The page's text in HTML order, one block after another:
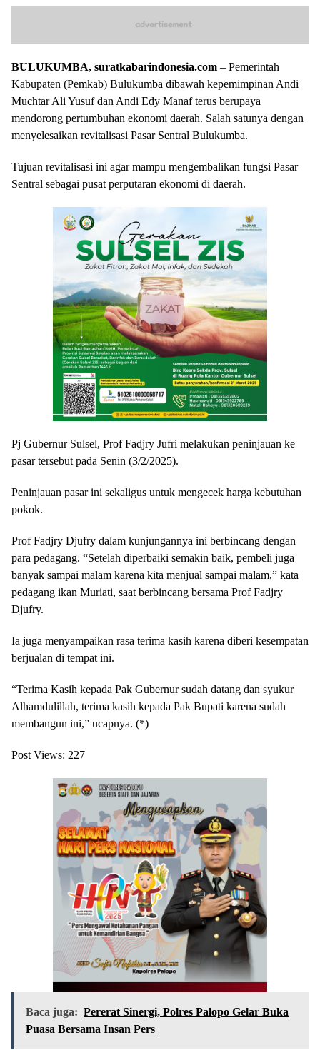
BULUKUMBA, suratkabarindonesia.com – Pemerintah
Kabupaten (Pemkab) Bulukumba dibawah kepemimpinan Andi
Muchtar Ali Yusuf dan Andi Edy Manaf terus berupaya
mendorong pertumbuhan ekonomi daerah. Salah satunya dengan
menyelesaikan revitalisasi Pasar Sentral Bulukumba.
Tujuan revitalisasi ini agar mampu mengembalikan fungsi Pasar
Sentral sebagai pusat perputaran ekonomi di daerah.
Pj Gubernur Sulsel, Prof Fadjry Jufri melakukan peninjauan ke
pasar tersebut pada Senin (3/2/2025).
Peninjauan pasar ini sekaligus untuk mengecek harga kebutuhan
pokok.
Prof Fadjry Djufry dalam kunjungannya ini berbincang dengan
para pedagang. “Setelah diperbaiki semakin baik, pembeli juga
banyak sampai malam karena kita menjual sampai malam,” kata
pedagang ikan Muriati, saat berbincang bersama Prof Fadjry
Djufry.
Ia juga menyampaikan rasa terima kasih karena diberi kesempatan
berjualan di tempat ini.
“Terima Kasih kepada Pak Gubernur sudah datang dan syukur
Alhamdulillah, terima kasih kepada Pak Bupati karena sudah
membangun ini,” ucapnya. (*)
Post Views: 227
Baca juga: Pererat Sinergi, Polres Palopo Gelar Buka
Puasa Bersama Insan Pers